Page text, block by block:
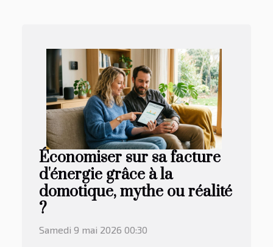
Économiser sur sa facture
d'énergie grâce à la
domotique, mythe ou réalité
?
Samedi 9 mai 2026 00:30